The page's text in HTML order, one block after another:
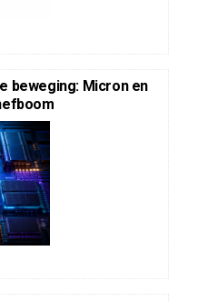
beweging: Micron en